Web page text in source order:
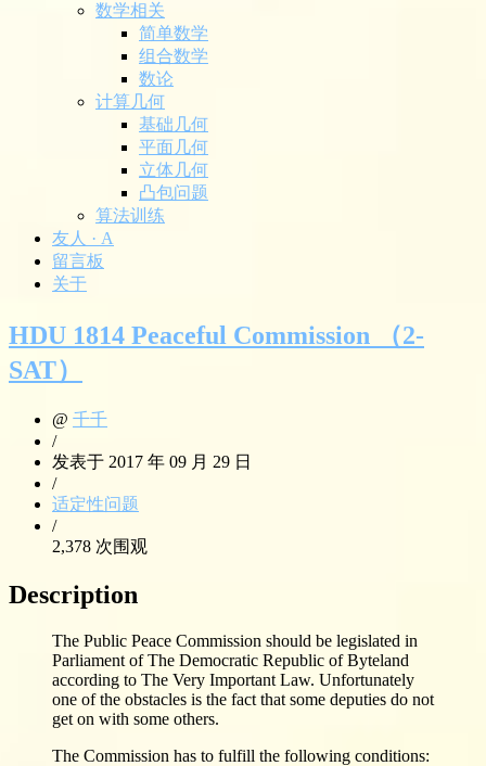
数学相关
简单数学
组合数学
数论
计算几何
基础几何
平面几何
立体几何
凸包问题
算法训练
友人 · A
留言板
关于
HDU 1814 Peaceful Commission （2-
SAT）
@ 千千
/
发表于 2017 年 09 月 29 日
/
适定性问题
/
2,378 次围观
Description
The Public Peace Commission should be legislated in
Parliament of The Democratic Republic of Byteland
according to The Very Important Law. Unfortunately
one of the obstacles is the fact that some deputies do not
get on with some others.
The Commission has to fulfill the following conditions: